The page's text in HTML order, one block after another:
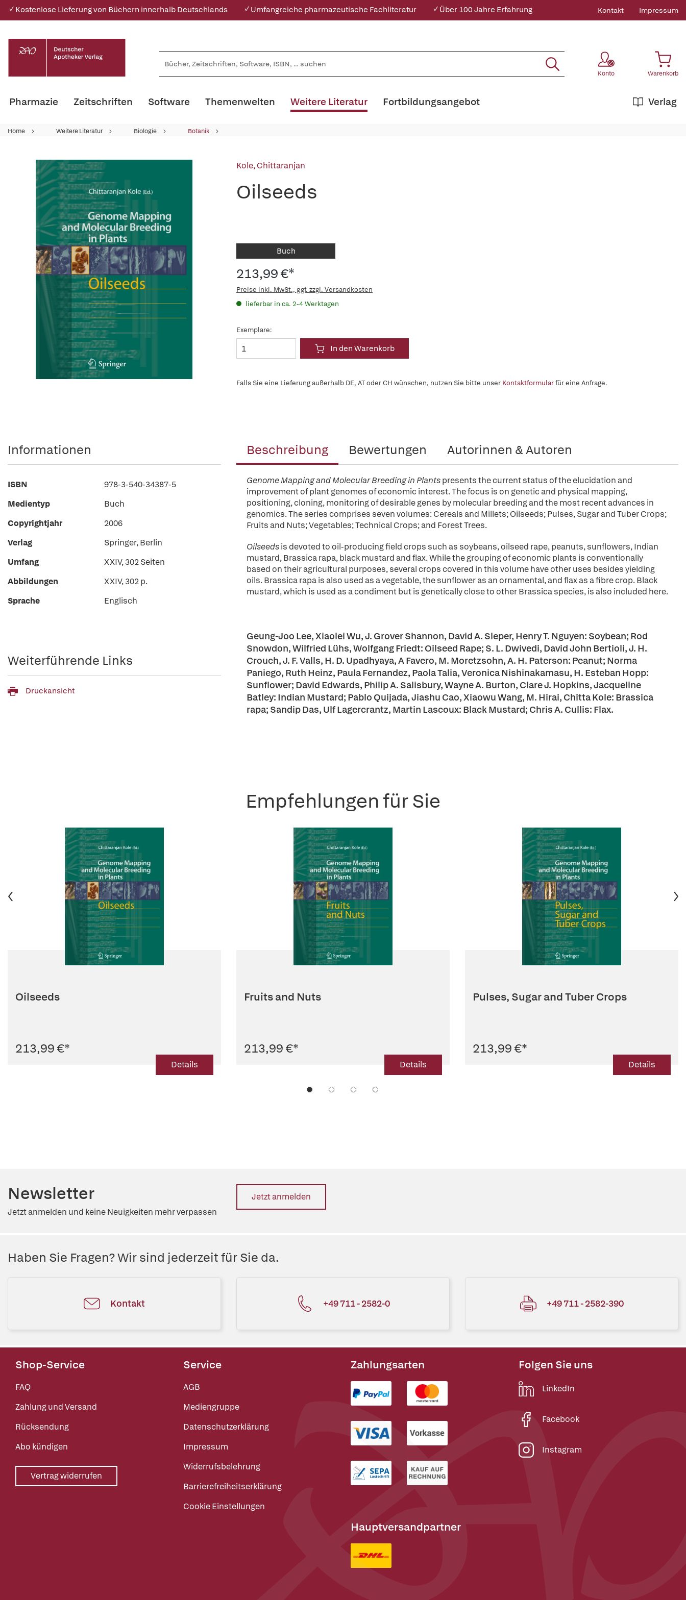
✓ Kostenlose Lieferung von Büchern innerhalb Deutschlands ✓ Umfangreiche pharmazeutische Fachliteratur ✓ Über 100 Jahre Erfahrung Kontakt Impressum
Konto Warenkorb
Pharmazie Zeitschriften Software Themenwelten Weitere Literatur Verlag
Fortbildungsangebot
Home Weitere Literatur Biologie Botanik
Kole, Chittaranjan
Oilseeds
Buch
213,99 €*
Preise inkl. MwSt., ggf. zzgl. Versandkosten
lieferbar in ca. 2-4 Werktagen
Exemplare:
In den Warenkorb
Falls Sie eine Lieferung außerhalb DE, AT oder CH wünschen, nutzen Sie bitte unser Kontaktformularfür eine Anfrage.
Beschreibung Bewertungen Autorinnen & Autoren
Genome Mapping and Molecular Breeding in Plantspresents the current status of the elucidation and
improvement of plant genomes of economic interest. The focus is on genetic and physical mapping,
positioning, cloning, monitoring of desirable genes by molecular breeding and the most recent advances in
genomics. The series comprises seven volumes: Cereals and Millets; Oilseeds; Pulses, Sugar and Tuber Crops;
Fruits and Nuts; Vegetables; Technical Crops; and Forest Trees.
Oilseedsis devoted to oil-producing field crops such as soybeans, oilseed rape, peanuts, sunflowers, Indian
mustard, Brassica rapa, black mustard and flax. While the grouping of economic plants is conventionally
based on their agricultural purposes, several crops covered in this volume have other uses besides yielding
oils. Brassica rapa is also used as a vegetable, the sunflower as an ornamental, and flax as a fibre crop. Black
mustard, which is used as a condiment but is genetically close to other Brassica species, is also included here.
Geung-Joo Lee, Xiaolei Wu, J. Grover Shannon, David A. Sleper, Henry T. Nguyen: Soybean; Rod
Snowdon, Wilfried Lühs, Wolfgang Friedt: Oilseed Rape; S. L. Dwivedi, David John Bertioli, J. H.
Crouch, J. F. Valls, H. D. Upadhyaya, A Favero, M. Moretzsohn, A. H. Paterson: Peanut; Norma
Paniego, Ruth Heinz, Paula Fernandez, Paola Talia, Veronica Nishinakamasu, H. Esteban Hopp:
Sunflower; David Edwards, Philip A. Salisbury, Wayne A. Burton, Clare J. Hopkins, Jacqueline
Batley: Indian Mustard; Pablo Quijada, Jiashu Cao, Xiaowu Wang, M. Hirai, Chitta Kole: Brassica
rapa; Sandip Das, Ulf Lagercrantz, Martin Lascoux: Black Mustard; Chris A. Cullis: Flax.
Informationen
ISBN
978-3-540-34387-5
Medientyp
Buch
Copyrightjahr
2006
Verlag
Springer, Berlin
Umfang
XXIV, 302 Seiten
Abbildungen
XXIV, 302 p.
Sprache
Englisch
Weiterführende Links
Druckansicht
Empfehlungen für Sie
Oilseeds
213,99 €*
Details
Fruits and Nuts
213,99 €*
Details
Pulses, Sugar and Tuber Crops
213,99 €*
Details
Newsletter
Jetzt anmelden und keine Neuigkeiten mehr verpassen
Jetzt anmelden
Haben Sie Fragen? Wir sind jederzeit für Sie da.
Kontakt +49 711 - 2582-0 +49 711 - 2582-390
Shop-Service
FAQ
Zahlung und Versand
Rücksendung
Abo kündigen
Vertrag widerrufen
Service
AGB
Mediengruppe
Datenschutzerklärung
Impressum
Widerrufsbelehrung
Barrierefreiheitserklärung
Cookie Einstellungen
Zahlungsarten
Hauptversandpartner
Folgen Sie uns
LinkedIn
Facebook
Instagram